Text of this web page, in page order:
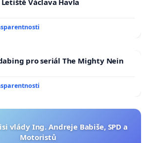
Václava Havla
pro seriál The Mighty Nein
vlády Ing. Andreje Babiše, SPD a
Motoristů